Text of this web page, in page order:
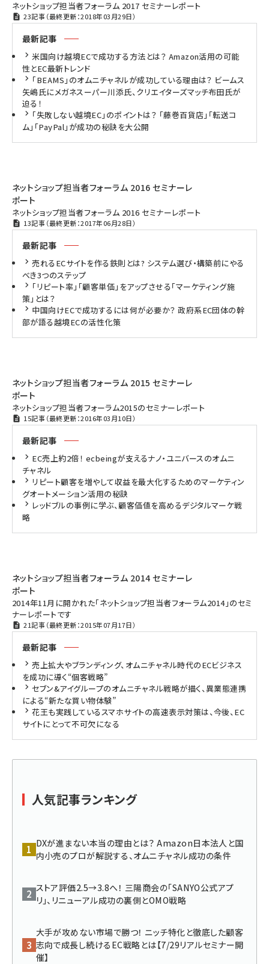
ネットショップ担当者フォーラム 2017 セミナーレポート
23記事（最終更新：2018年03月29日）
最新記事
米国向け越境ECで成功する方法とは？ Amazon活用の可能
性とEC最新トレンド
「BEAMS」のオムニチャネルが成功している理由は？ ビームス
矢嶋氏にメガネスーパー川添氏、クリエイターズマッチ布田氏が
迫る！
「失敗しない越境EC」のポイントは？ 「藤巻百貨店」「転送コ
ム」「PayPal」が成功の秘訣を大公開
ネットショップ担当者フォーラム 2016 セミナーレ
ポート
ネットショップ担当者フォーラム 2016 セミナーレポート
13記事（最終更新：2017年06月28日）
最新記事
売れるECサイトを作る鉄則とは? システム選び・構築前にやる
べき3つのステップ
「リピート率」「顧客単価」をアップさせる「マーケティング施
策」とは？
中国向けECで成功するには何が必要か？ 政府系EC団体の幹
部が語る越境ECの活性化策
ネットショップ担当者フォーラム 2015 セミナーレ
ポート
ネットショップ担当者フォーラム2015のセミナーレポート
15記事（最終更新：2016年03月10日）
最新記事
EC売上約2倍！ ecbeingが支えるナノ・ユニバースのオムニ
チャネル
リピート顧客を増やして収益を最大化するためのマーケティン
グオートメーション活用の秘訣
レッドブルの事例に学ぶ、顧客価値を高めるデジタルマーケ戦
略
ネットショップ担当者フォーラム 2014 セミナーレ
ポート
2014年11月に開かれた「ネットショップ担当者フォーラム2014」のセミ
ナーレポートです
21記事（最終更新：2015年07月17日）
最新記事
売上拡大やブランディング、オムニチャネル時代のECビジネス
を成功に導く“個客戦略”
セブン&アイグループのオムニチャネル戦略が描く、異業態連携
による“新たな買い物体験”
花王も実践しているスマホサイトの高速表示対策は、今後、EC
サイトにとって不可欠になる
人気記事ランキング
DXが進まない本当の理由とは？ Amazon日本法人と国
内小売のプロが解説する、オムニチャネル成功の条件
ストア評価2.5→3.8へ！ 三陽商会の「SANYO公式アプ
リ」、リニューアル成功の裏側とOMO戦略
大手が攻めない市場で勝つ！ ニッチ特化と徹底した顧客
志向で成長し続けるEC戦略とは【7/29リアルセミナー開
催】